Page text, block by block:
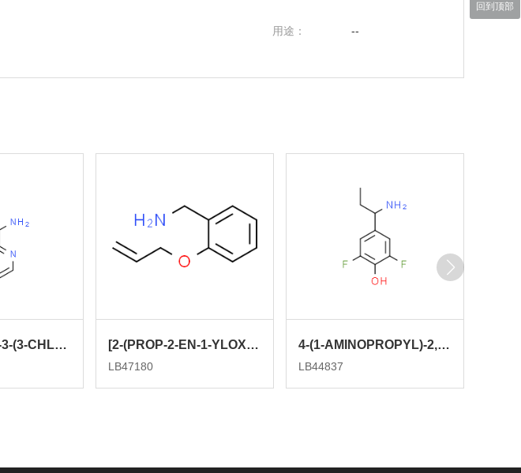
用途： --
(3S)-3-AMINO-3-(3-CHLOROPYRIDIN-2-YL)PROPAN-1-OL [2-(PROP-2-EN-1-YLOXY)PHENYL]METHANAMINE
LB47180
4-(1-AMINOPROPYL)-2,6-DIFLUOROPHENOL
LB44837
回到顶部